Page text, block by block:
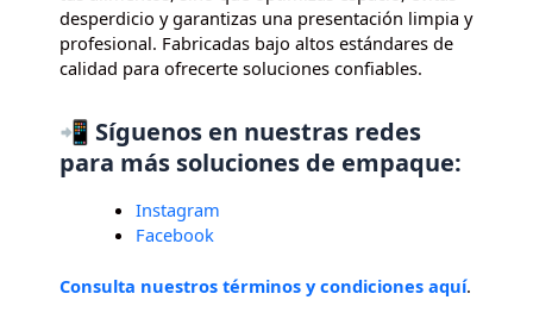
desperdicio y garantizas una presentación limpia y
profesional. Fabricadas bajo altos estándares de
calidad para ofrecerte soluciones confiables.
📲 Síguenos en nuestras redes
para más soluciones de empaque:
Instagram
Facebook
Consulta nuestros términos y condiciones aquí.